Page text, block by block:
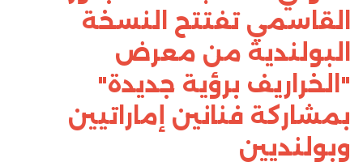
القاسمي تفتتح النسخة
البولندية من معرض
"الخراريف برؤية جديدة"
بمشاركة فنانين إماراتيين
وبولنديين